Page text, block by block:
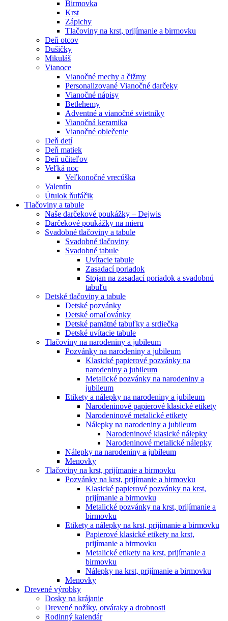
Birmovka
Krst
Zápichy
Tlačoviny na krst, prijímanie a birmovku
Deň otcov
Dušičky
Mikuláš
Vianoce
Vianočné mechy a čižmy
Personalizované Vianočné darčeky
Vianočné nápisy
Betlehemy
Adventné a vianočné svietniky
Vianočná keramika
Vianočné oblečenie
Deň detí
Deň matiek
Deň učiteľov
Veľká noc
Veľkonočné vrecúška
Valentín
Útulok ňufáčik
Tlačoviny a tabule
Naše darčekové poukážky – Dejwis
Darčekové poukážky na mieru
Svadobné tlačoviny a tabule
Svadobné tlačoviny
Svadobné tabule
Uvítacie tabule
Zasadací poriadok
Stojan na zasadací poriadok a svadobnú
tabuľu
Detské tlačoviny a tabule
Detské pozvánky
Detské omaľovánky
Detské pamätné tabuľky a srdiečka
Detské uvítacie tabule
Tlačoviny na narodeniny a jubileum
Pozvánky na narodeniny a jubileum
Klasické papierové pozvánky na
narodeniny a jubileum
Metalické pozvánky na narodeniny a
jubileum
Etikety a nálepky na narodeniny a jubileum
Narodeninové papierové klasické etikety
Narodeninové metalické etikety
Nálepky na narodeniny a jubileum
Narodeninové klasické nálepky
Narodeninové metalické nálepky
Nálepky na narodeniny a jubileum
Menovky
Tlačoviny na krst, prijímanie a birmovku
Pozvánky na krst, prijímanie a birmovku
Klasické papierové pozvánky na krst,
prijímanie a birmovku
Metalické pozvánky na krst, prijímanie a
birmovku
Etikety a nálepky na krst, prijímanie a birmovku
Papierové klasické etikety na krst,
prijímanie a birmovku
Metalické etikety na krst, prijímanie a
birmovku
Nálepky na krst, prijímanie a birmovku
Menovky
Drevené výrobky
Dosky na krájanie
Drevené nožíky, otváraky a drobnosti
Rodinný kalendár